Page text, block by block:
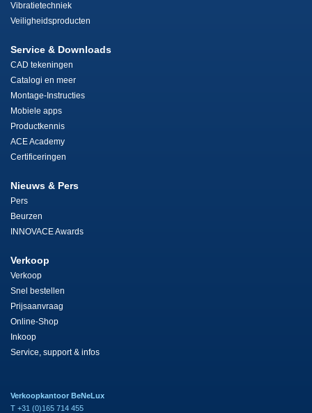
Vibratietechniek
Veiligheidsproducten
Service & Downloads
CAD tekeningen
Catalogi en meer
Montage-Instructies
Mobiele apps
Productkennis
ACE Academy
Certificeringen
Nieuws & Pers
Pers
Beurzen
INNOVACE Awards
Verkoop
Verkoop
Snel bestellen
Prijsaanvraag
Online-Shop
Inkoop
Service, support & infos
Verkoopkantoor BeNeLux
T +31 (0)165 714 455